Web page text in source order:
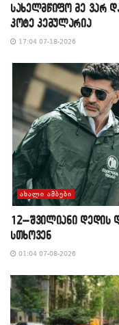
სახელმწიფო მე ვარ
კოტე კემულარია
17:04 07-18-2026
ᲐᲮᲐᲚᲘ ᲐᲛᲑᲔᲑᲘ
12–შვილიანი დედის
სთხოვენ
01:04 07-08-2026